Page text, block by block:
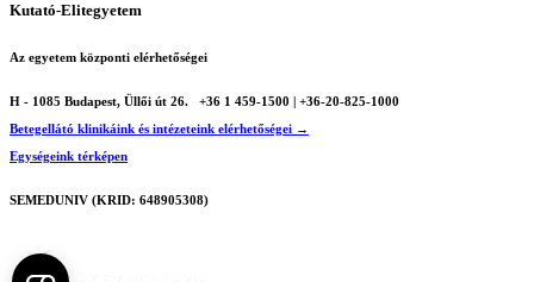
Kutató-Elitegyetem
Az egyetem központi elérhetőségei
H - 1085 Budapest, Üllői út 26.
+36 1 459-1500 | +36-20-825-1000
Betegellátó klinikáink és intézeteink elérhetőségei →
Egységeink térképen
SEMEDUNIV (KRID: 648905308)